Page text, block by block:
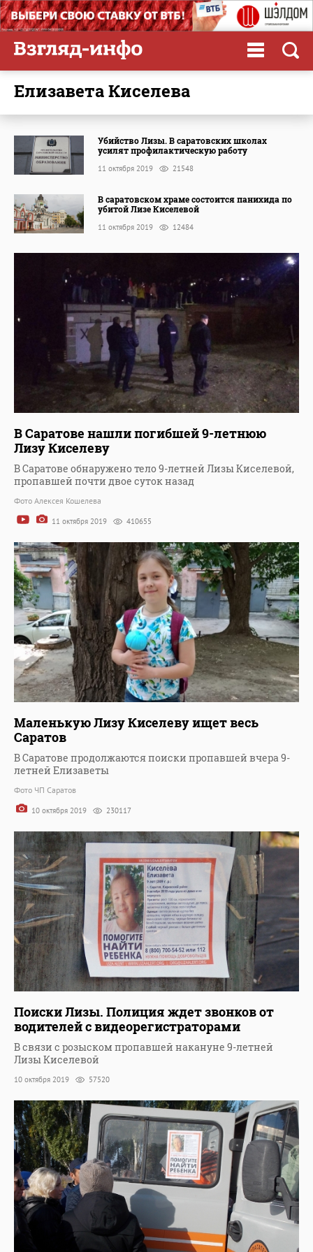
Елизавета Киселева
Убийство Лизы. В саратовских школах
усилят профилактическую работу
11 октября 2019 21548
В саратовском храме состоится панихида по
убитой Лизе Киселевой
11 октября 2019 12484
В Саратове нашли погибшей 9-летнюю
Лизу Киселеву
В Саратове обнаружено тело 9-летней Лизы Киселевой,
пропавшей почти двое суток назад
Фото Алексея Кошелева
11 октября 2019 410655
Маленькую Лизу Киселеву ищет весь
Саратов
В Саратове продолжаются поиски пропавшей вчера 9-
летней Елизаветы
Фото ЧП Саратов
10 октября 2019 230117
Поиски Лизы. Полиция ждет звонков от
водителей с видеорегистраторами
В связи с розыском пропавшей накануне 9-летней
Лизы Киселевой
10 октября 2019 57520